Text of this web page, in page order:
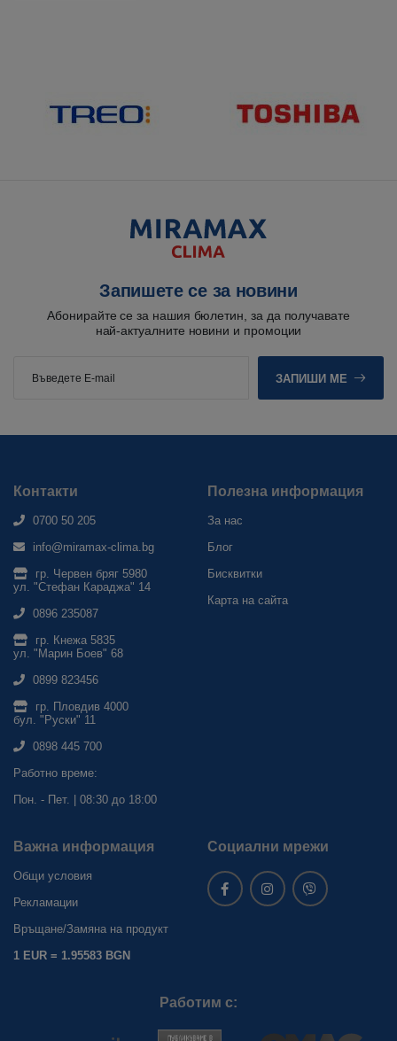
Запишете се за новини
Абонирайте се за нашия бюлетин, за да получавате
най-актуалните новини и промоции
ЗАПИШИ МЕ
Контакти
0700 50 205
info@miramax-clima.bg
гр. Червен бряг 5980
ул. "Стефан Караджа" 14
0896 235087
гр. Кнежа 5835
ул. "Марин Боев" 68
0899 823456
гр. Пловдив 4000
бул. "Руски" 11
0898 445 700
Работно време:
Пон. - Пет. | 08:30 до 18:00
Полезна информация
За нас
Блог
Бисквитки
Карта на сайта
Важна информация
Общи условия
Рекламации
Връщане/Замяна на продукт
1 EUR = 1.95583 BGN
Социални мрежи
Работим с: